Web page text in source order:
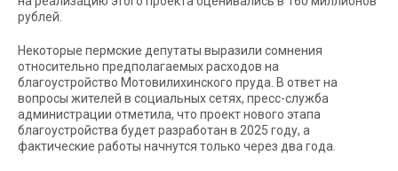
рублей.
Некоторые пермские депутаты выразили сомнения
относительно предполагаемых расходов на
благоустройство Мотовилихинского пруда. В ответ на
вопросы жителей в социальных сетях, пресс-служба
администрации отметила, что проект нового этапа
благоустройства будет разработан в 2025 году, а
фактические работы начнутся только через два года.